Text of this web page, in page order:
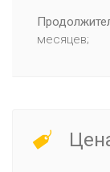
месяцев;